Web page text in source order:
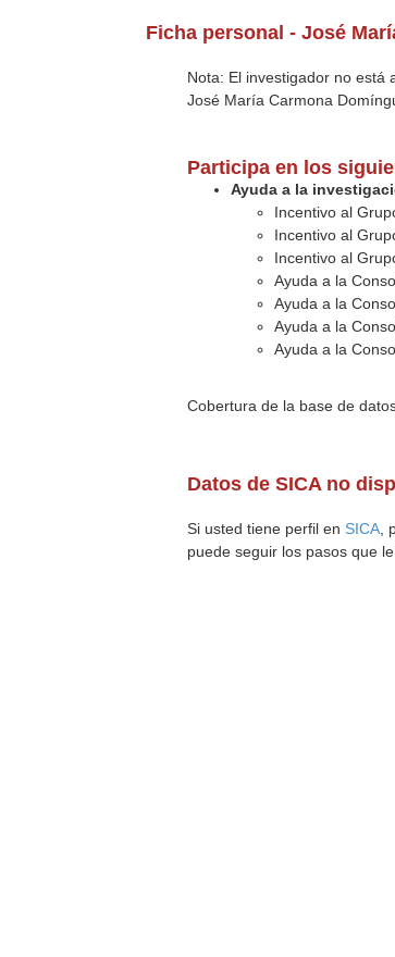
Ficha personal - José
Nota: El investigador no está
José María Carmona
Participa en los
Ayuda a la
Incentivo al
Incentivo al
Incentivo al
Ayuda a la
Ayuda a la
Ayuda a la
Ayuda a la
Cobertura de la base de
Datos de SICA no
Si usted tiene perfil en SICA
puede seguir los pasos que